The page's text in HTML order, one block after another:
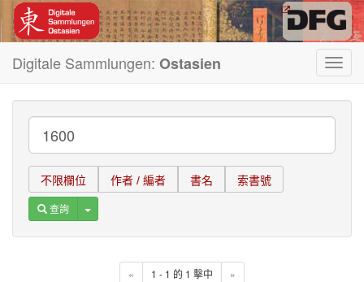
Digitale Sammlungen: Ostasien
不限欄位 作者 / 編者 書名 索書號
查詢 Toggle Dropdown
« 1 - 1 的 1 擊中 »